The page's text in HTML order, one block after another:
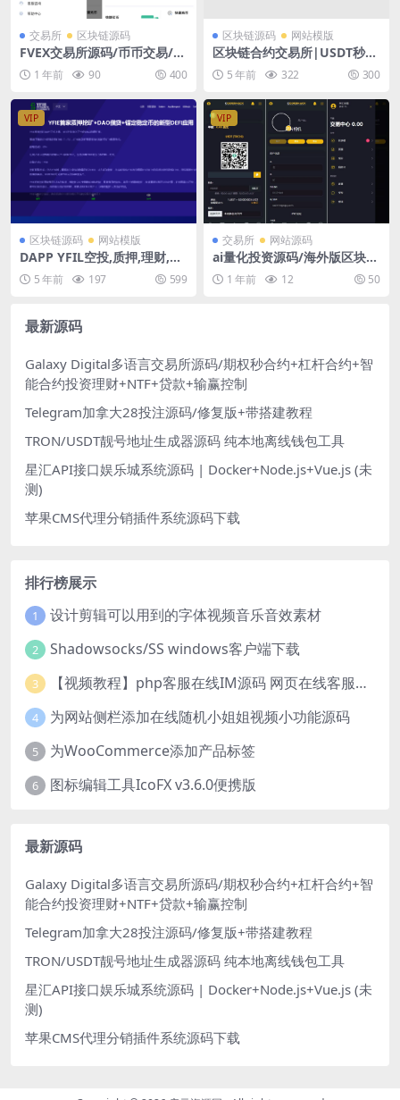
交易所 区块链源码
FVEX交易所源码/币币交易/永
续合约/合约交易/OTC交易/搭
建教程
1 年前 90 400
区块链源码 网站模版
区块链合约交易所|USDT秒合
约/杠杆/C2C法币交易|币币交
易所，完美在线运营版，五种
语言
5 年前 322 300
VIP
区块链源码 网站模版
DAPP YFIL空投,质押,理财,挖
矿完整版源码+教程
5 年前 197 599
VIP
交易所 网站源码
ai量化投资源码/海外版区块链
理财交易所源码/ai交易源码下
载 1 年前 12 50
最新源码
Galaxy Digital多语言交易所源码/期权秒合约+杠杆合约+智
能合约投资理财+NTF+贷款+输赢控制
Telegram加拿大28投注源码/修复版+带搭建教程
TRON/USDT靓号地址生成器源码 纯本地离线钱包工具
星汇API接口娱乐城系统源码 | Docker+Node.js+Vue.js (未
测)
苹果CMS代理分销插件系统源码下载
排行榜展示
1 设计剪辑可以用到的字体视频音乐音效素材
2 Shadowsocks/SS windows客户端下载
3 【视频教程】php客服在线IM源码 网页在线客服软件代码
4 为网站侧栏添加在线随机小姐姐视频小功能源码
5 为WooCommerce添加产品标签
6 图标编辑工具IcoFX v3.6.0便携版
最新源码
Galaxy Digital多语言交易所源码/期权秒合约+杠杆合约+智
能合约投资理财+NTF+贷款+输赢控制
Telegram加拿大28投注源码/修复版+带搭建教程
TRON/USDT靓号地址生成器源码 纯本地离线钱包工具
星汇API接口娱乐城系统源码 | Docker+Node.js+Vue.js (未
测)
苹果CMS代理分销插件系统源码下载